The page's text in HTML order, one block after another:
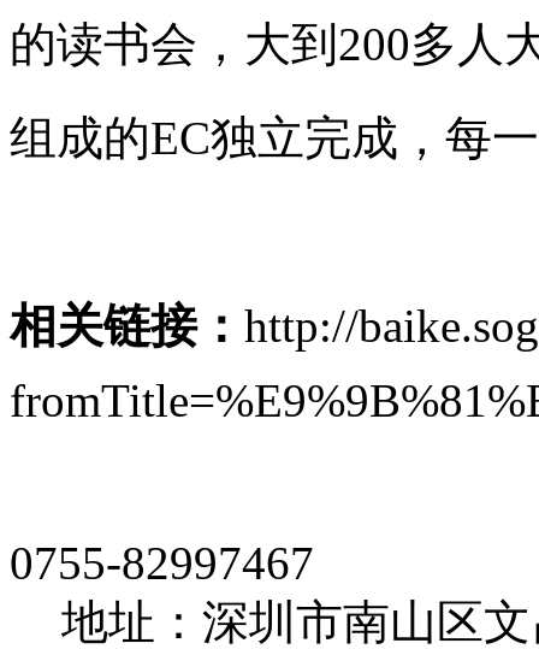
的读书会，大到200多人
组成的EC独立完成，每
相关链接： http://
0755-82997467
地址：深圳市南山区